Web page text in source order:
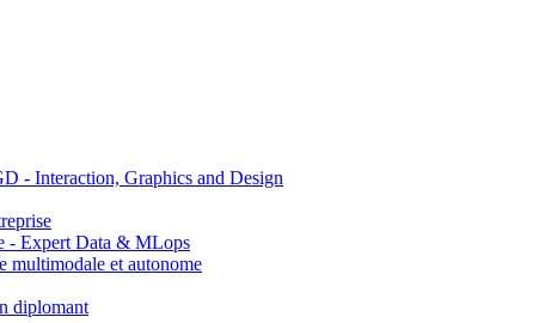
- Interaction, Graphics and Design
- Expert Data & MLops
et autonome
diplomant